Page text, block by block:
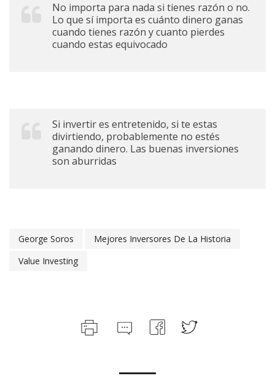
No importa para nada si tienes razón o no.
Lo que sí importa es cuánto dinero ganas
cuando tienes razón y cuanto pierdes
cuando estas equivocado
Si invertir es entretenido, si te estas
divirtiendo, probablemente no estés
ganando dinero. Las buenas inversiones
son aburridas
George Soros
Mejores Inversores De La Historia
Value Investing